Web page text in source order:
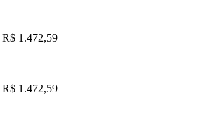
R$ 1.472,59
R$ 1.472,59